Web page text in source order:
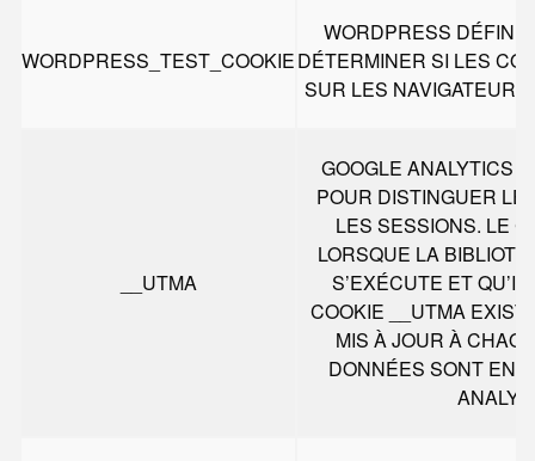
WORDPRESS_TEST_COOKIE
WORDPRESS
DÉTERMINER SI LES
SUR LES
__UTMA
GOOGLE ANALYTICS
POUR DISTINGUER
LES SESSIONS. LE
LORSQUE LA
S’EXÉCUTE ET
COOKIE __UTMA
MIS À JOUR À
DONNÉES SONT